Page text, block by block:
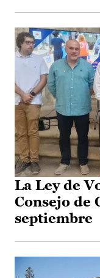
La Ley de
Consejo de
septiembre